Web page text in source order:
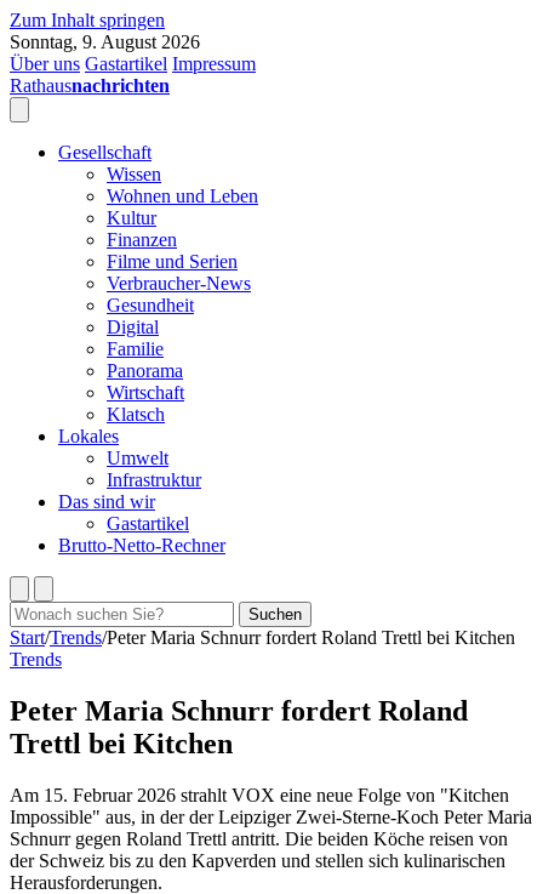
Zum Inhalt springen
Sonntag, 9. August 2026
Über uns Gastartikel Impressum
Rathausnachrichten
Gesellschaft
Wissen
Wohnen und Leben
Kultur
Finanzen
Filme und Serien
Verbraucher-News
Gesundheit
Digital
Familie
Panorama
Wirtschaft
Klatsch
Lokales
Umwelt
Infrastruktur
Das sind wir
Gastartikel
Brutto-Netto-Rechner
Suchen
nach:
Suchen
Start/Trends/Peter Maria Schnurr fordert Roland Trettl bei Kitchen
Trends
Peter Maria Schnurr fordert Roland
Trettl bei Kitchen
Am 15. Februar 2026 strahlt VOX eine neue Folge von "Kitchen
Impossible" aus, in der der Leipziger Zwei-Sterne-Koch Peter Maria
Schnurr gegen Roland Trettl antritt. Die beiden Köche reisen von
der Schweiz bis zu den Kapverden und stellen sich kulinarischen
Herausforderungen.